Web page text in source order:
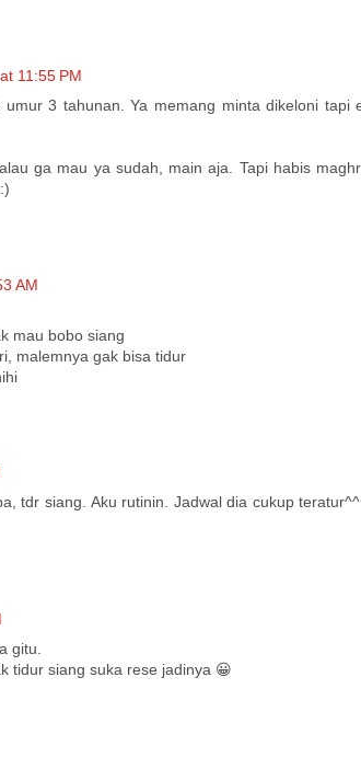
11:55 PM
3 tahunan. Ya memang minta dikeloni tapi
ga mau ya sudah, main aja. Tapi habis
AM
mau bobo siang
malemnya gak bisa tidur
tdr siang. Aku rutinin. Jadwal dia cukup
gitu.
tidur siang suka rese jadinya 😀